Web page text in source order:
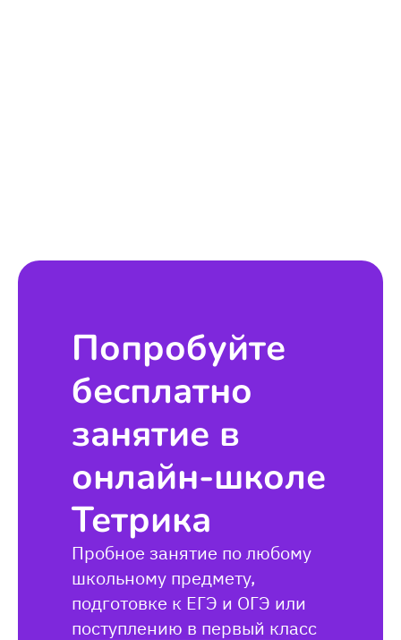
Попробуйте
бесплатно
занятие в
онлайн-школе
Тетрика
Пробное занятие по любому
школьному предмету,
подготовке к ЕГЭ и ОГЭ или
поступлению в первый класс